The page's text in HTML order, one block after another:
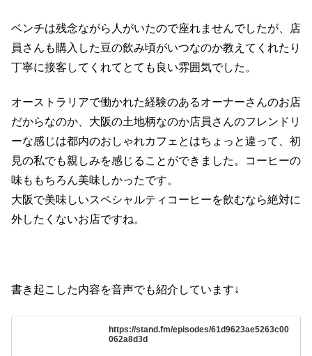
ベンチは残念ながら人がいたので座れませんでしたが、店
員さんも購入した豆の飲み頃がいつなのか教えてくれたり
丁寧に接客してくれてとても良い雰囲気でした。
オーストラリアで働かれた経験のあるオーナーさんのお店
だからなのか、大阪の土地柄なのか店員さんのフレンドリ
ーな感じは都内のおしゃれカフェとはちょっと違って、初
見の私でも親しみを感じることができました。コーヒーの
味ももちろん美味しかったです。
大阪で美味しいスペシャルティコーヒーを飲むなら絶対に
外したくないお店ですね。
書き起こした内容を音声でも紹介しています↓
https://stand.fm/episodes/61d9623ae5263c00
062a8d3d